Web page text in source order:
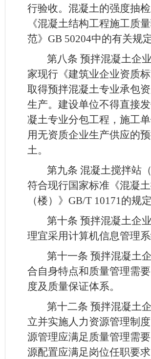
行验收。混凝土的强度抽
《混凝土结构工程施工质
范》GB 50204中的有关规定
第八条 预拌混凝土企
家现行《建筑业企业资质
取得预拌混凝土专业承包
生产。建设单位不得直接
凝土专业分包工程，施工
用无资质企业生产供应的
土。
第九条 混凝土搅拌站
符合现行国家标准《混凝
（楼）》GB/T 10171的规定
第十条 预拌混凝土企
理宜采用计算机信息管理系
第十一条 预拌混凝土
合自身特点和质量管理需
度及质量保证体系。
第十二条 预拌混凝土
立并实施人力资源管理制
源管理应满足质量管理需
源配置应满足岗位任职要求